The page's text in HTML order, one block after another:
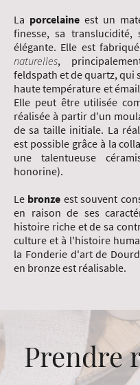
La porcelaineest un
finesse, sa translucidité,
élégante. Elle est
naturelles,
feldspath et de quartz, qui
haute température et
Elle peut être utilisée
réalisée à partir d'un
de sa taille initiale. La
est possible grâce à la
une talentueuse
honorine).
Le bronze est souvent
en raison de ses
histoire riche et de sa
culture et à l'histoire
la Fonderie d'art de
en bronze est réalisable.
Prendre